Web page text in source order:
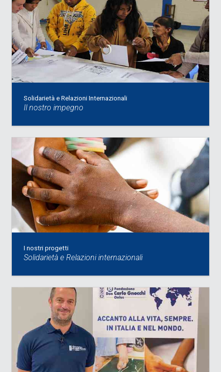
Solidarietà e Relazioni Internazionali
Il nostro impegno
I nostri progetti
Solidarietà e Relazioni internazionali